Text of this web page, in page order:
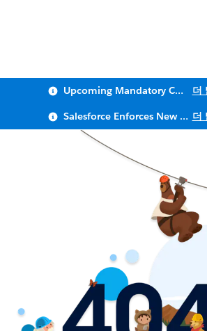
Upcoming Mandatory Changes to Public Key Infrastructure (PKI) 더
Salesforce Enforces New Security Requirements in Summer 2026 더